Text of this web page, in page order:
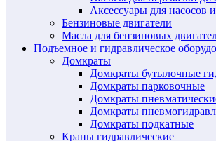
Аксессуары для насосов
Бензиновые двигатели
Масла для бензиновых
Подъемное и гидравлическое
Домкраты
Домкраты бутылочные
Домкраты парковочные
Домкраты
Домкраты
Домкраты подкатные
Краны гидравлические